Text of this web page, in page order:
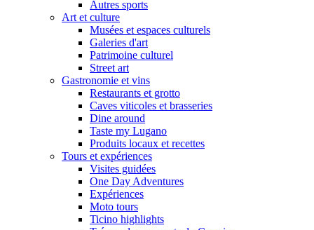
Autres sports
Art et culture
Musées et espaces culturels
Galeries d'art
Patrimoine culturel
Street art
Gastronomie et vins
Restaurants et grotto
Caves viticoles et brasseries
Dine around
Taste my Lugano
Produits locaux et recettes
Tours et expériences
Visites guidées
One Day Adventures
Expériences
Moto tours
Ticino highlights